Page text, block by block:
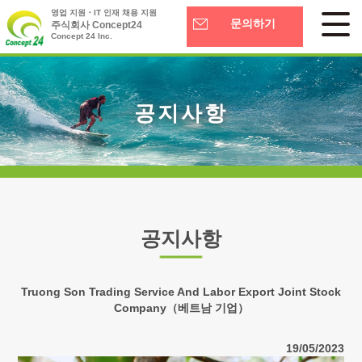
영업 지원・IT 인재 채용 지원
주식회사 Concept24
Concept 24 Inc.
문의하기
공지사항
공지사항
Truong Son Trading Service And Labor Export Joint Stock
Company（베트남 기업）
19/05/2023